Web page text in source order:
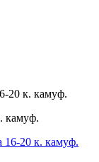
20 к. камуф.
камуф.